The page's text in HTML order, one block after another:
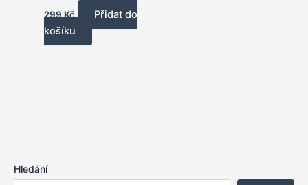
Hledání
299Kč
Přidat do
košíku